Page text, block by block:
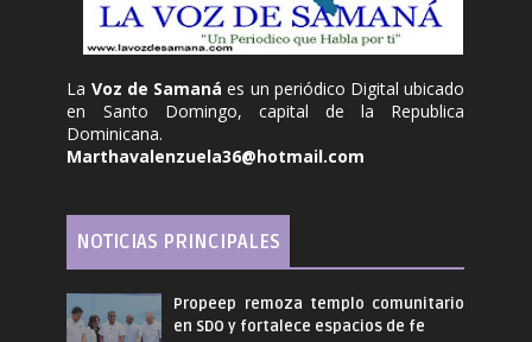
La Voz de Samanáes un periódico Digital ubicado
en Santo Domingo, capital de la Republica
Dominicana.
Marthavalenzuela36@hotmail.com
NOTICIAS PRINCIPALES
Propeep remoza templo comunitario
en SDO y fortalece espacios de fe